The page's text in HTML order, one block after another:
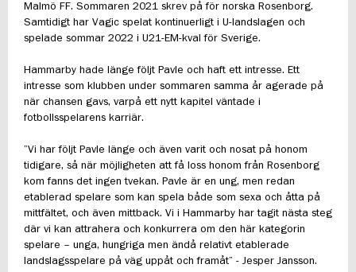
Malmö FF. Sommaren 2021 skrev på för norska Rosenborg.
Samtidigt har Vagic spelat kontinuerligt i U-landslagen och
spelade sommar 2022 i U21-EM-kval för Sverige.
Hammarby hade länge följt Pavle och haft ett intresse. Ett
intresse som klubben under sommaren samma år agerade på
när chansen gavs, varpå ett nytt kapitel väntade i
fotbollsspelarens karriär.
”Vi har följt Pavle länge och även varit och nosat på honom
tidigare, så när möjligheten att få loss honom från Rosenborg
kom fanns det ingen tvekan. Pavle är en ung, men redan
etablerad spelare som kan spela både som sexa och åtta på
mittfältet, och även mittback. Vi i Hammarby har tagit nästa steg
där vi kan attrahera och konkurrera om den här kategorin
spelare – unga, hungriga men ändå relativt etablerade
landslagsspelare på väg uppåt och framåt” - Jesper Jansson.